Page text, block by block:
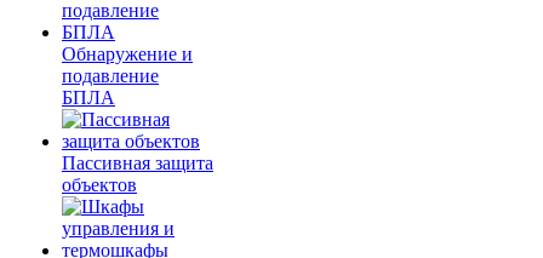
Обнаружение и
подавление
БПЛА
Пассивная защита
объектов